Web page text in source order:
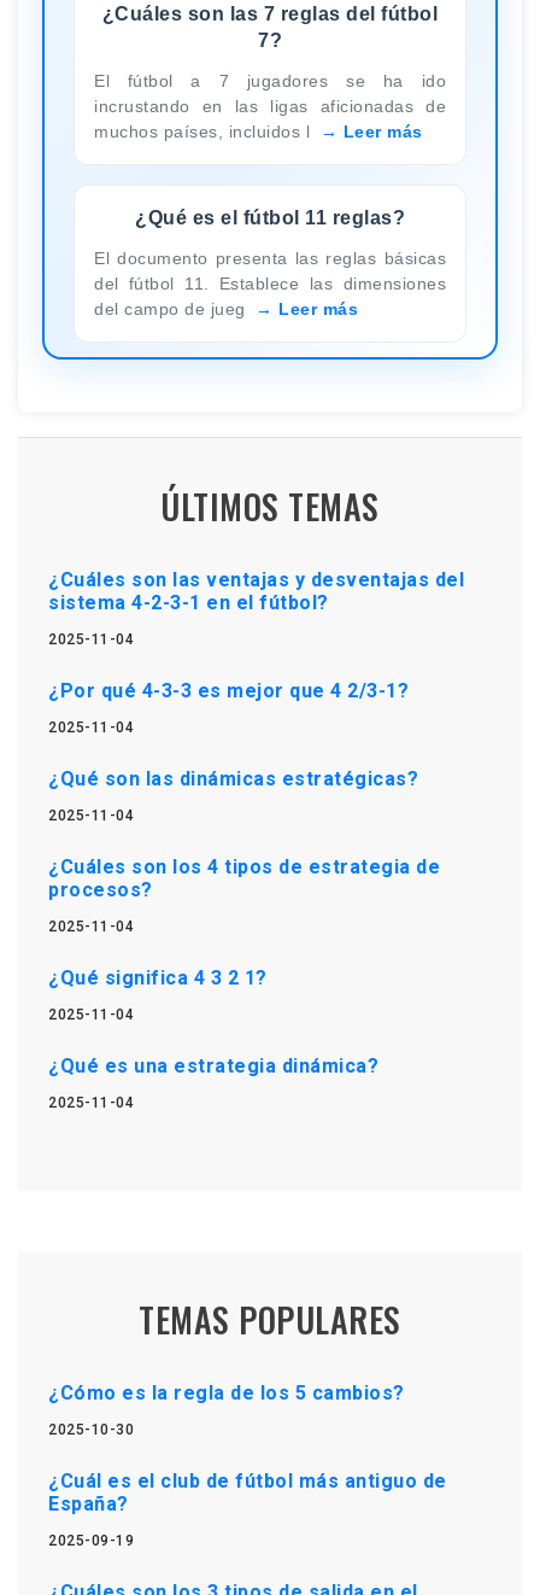
¿Cuáles son las 7 reglas del fútbol
7?
El fútbol a 7 jugadores se ha ido
incrustando en las ligas aficionadas de
muchos países, incluidos l
Leer más
¿Qué es el fútbol 11 reglas?
El documento presenta las reglas básicas
del fútbol 11. Establece las dimensiones
del campo de jueg
Leer más
ÚLTIMOS TEMAS
¿Cuáles son las ventajas y desventajas del
sistema 4-2-3-1 en el fútbol?
2025-11-04
¿Por qué 4-3-3 es mejor que 4 2/3-1?
2025-11-04
¿Qué son las dinámicas estratégicas?
2025-11-04
¿Cuáles son los 4 tipos de estrategia de
procesos?
2025-11-04
¿Qué significa 4 3 2 1?
2025-11-04
¿Qué es una estrategia dinámica?
2025-11-04
TEMAS POPULARES
¿Cómo es la regla de los 5 cambios?
2025-10-30
¿Cuál es el club de fútbol más antiguo de
España?
2025-09-19